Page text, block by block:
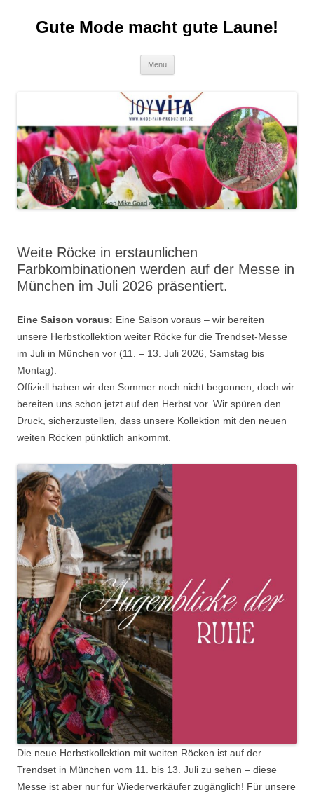
springenGute Mode macht gute Laune!
Menü
Weite Röcke in erstaunlichen
Farbkombinationen werden auf der Messe in
München im Juli 2026 präsentiert.
Eine Saison voraus: Eine Saison voraus – wir bereiten
unsere Herbstkollektion weiter Röcke für die Trendset-Messe
im Juli in München vor (11. – 13. Juli 2026, Samstag bis
Montag).
Offiziell haben wir den Sommer noch nicht begonnen, doch wir
bereiten uns schon jetzt auf den Herbst vor. Wir spüren den
Druck, sicherzustellen, dass unsere Kollektion mit den neuen
weiten Röcken pünktlich ankommt.
Die neue Herbstkollektion mit weiten Röcken ist auf der
Trendset in München vom 11. bis 13. Juli zu sehen – diese
Messe ist aber nur für Wiederverkäufer zugänglich! Für unsere